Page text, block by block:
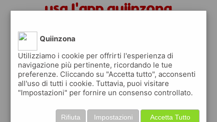
usa l'app quiinzona
ristoranti in zona
trovi i ristoranti più vicino a te e tutti i
posti dove mangiare vicino a te
Quiinzona
Utilizziamo i cookie per offrirti l'esperienza di
navigazione più pertinente, ricordando le tue
preferenze. Cliccando su "Accetta tutto", acconsenti
all'uso di tutti i cookie. Tuttavia, puoi visitare
"Impostazioni" per fornire un consenso controllato.
Accetta Tutto
Impostazioni
Rifiuta